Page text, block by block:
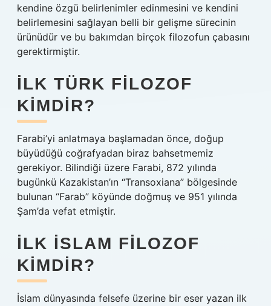
kendine özgü belirlenimler edinmesini ve kendini
belirlemesini sağlayan belli bir gelişme sürecinin
ürünüdür ve bu bakımdan birçok filozofun çabasını
gerektirmiştir.
İLK TÜRK FILOZOF
KIMDIR?
Farabi’yi anlatmaya başlamadan önce, doğup
büyüdüğü coğrafyadan biraz bahsetmemiz
gerekiyor. Bilindiği üzere Farabi, 872 yılında
bugünkü Kazakistan’ın “Transoxiana” bölgesinde
bulunan “Farab” köyünde doğmuş ve 951 yılında
Şam’da vefat etmiştir.
İLK İSLAM FILOZOF
KIMDIR?
İslam dünyasında felsefe üzerine bir eser yazan ilk